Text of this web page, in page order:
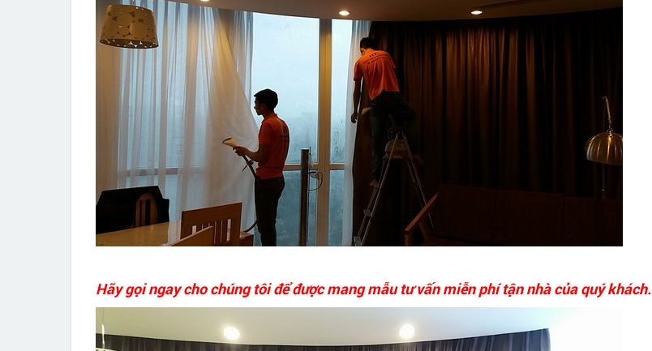
Hãy gọi ngay cho chúng tôi để được mang mẫu tư vấn miễn phí tận nhà của quý khách.